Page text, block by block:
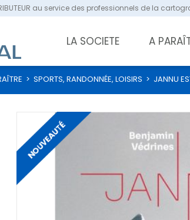
au service des professionnels de la
LA SOCIETE A
> SPORTS, RANDONNÉE, LOISIRS > JANNU